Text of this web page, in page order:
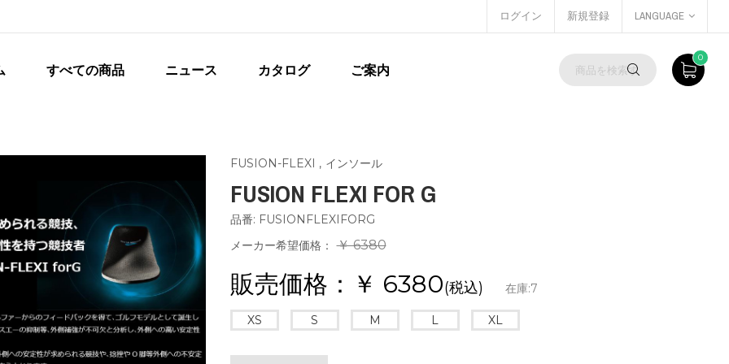
ログイン 新規登録 LANGUAGE
すべての商品 ニュース カタログ ご案内
0
FUSION-FLEXI , インソール
FUSION FLEXI FOR G
品番: FUSIONFLEXIFORG
メーカー希望価格： ￥ 6380
販売価格：￥ 6380(税込) 在庫:7
XS S M L XL